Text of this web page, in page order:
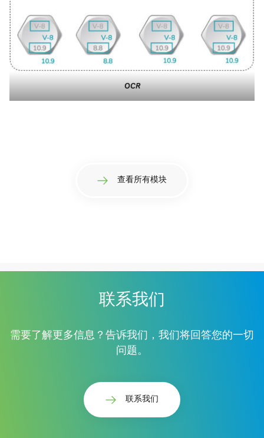
OCR
查看所有模块
联系我们
需要了解更多信息？告诉我们，我们将回答您的一切
问题。
联系我们